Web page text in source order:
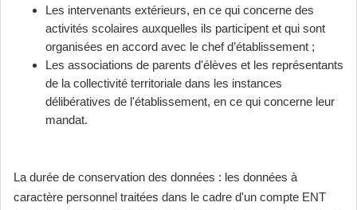
Les intervenants extérieurs, en ce qui concerne des
activités scolaires auxquelles ils participent et qui sont
organisées en accord avec le chef d’établissement ;
Les associations de parents d'élèves et les représentants
de la collectivité territoriale dans les instances
délibératives de l'établissement, en ce qui concerne leur
mandat.
La durée de conservation des données : les données à
caractère personnel traitées dans le cadre d'un compte ENT